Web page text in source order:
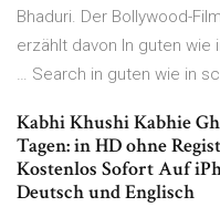
Bhaduri. Der Bollywood-
erzählt davon In guten wie
… Search in guten wie in
Kabhi Khushi Kabhie
Tagen: in HD ohne
Kostenlos Sofort Auf
Deutsch und Englisch